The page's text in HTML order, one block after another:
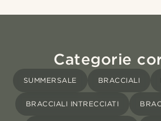
Categorie
SUMMERSALE BRACCIALI
BRACCIALI INTRECCIATI